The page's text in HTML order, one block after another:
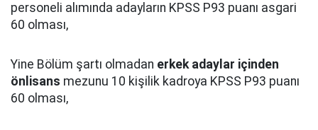
personeli alımında adayların KPSS P93 puanı asgari
60 olması,
Yine Bölüm şartı olmadan erkek adaylar içinden
önlisans mezunu 10 kişilik kadroya KPSS P93 puanı
60 olması,